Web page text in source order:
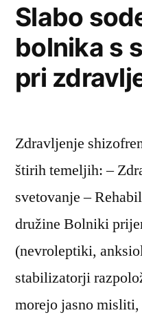
Slabo
bolnika s
pri
Zdravljenje
štirih temeljih: –
svetovanje –
družine Bolniki
(nevroleptiki,
stabilizatorji
morejo jasno